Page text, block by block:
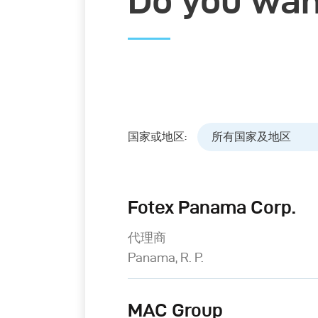
国家或地区: 所有国家及地区
Fotex Panama Corp.
代理商
Panama, R. P.
MAC Group